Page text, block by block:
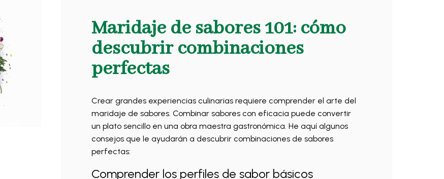
Maridaje de sabores 101: cómo
descubrir combinaciones
perfectas
Crear grandes experiencias culinarias requiere comprender el arte del
maridaje de sabores. Combinar sabores con eficacia puede convertir
un plato sencillo en una obra maestra gastronómica. He aquí algunos
consejos que le ayudarán a descubrir combinaciones de sabores
perfectas:
Comprender los perfiles de sabor básicos